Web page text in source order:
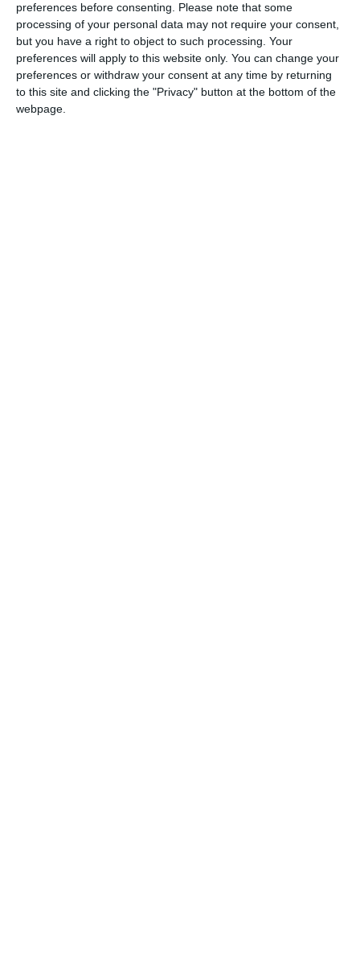
preferences before consenting. Please note that some
processing of your personal data may not require your consent,
but you have a right to object to such processing. Your
preferences will apply to this website only. You can change your
preferences or withdraw your consent at any time by returning
to this site and clicking the "Privacy" button at the bottom of the
webpage.
Citește și:
Daniel Funeriu despre candidatura la alegerile
prezidențiale: „Exclud orice negociere de retragere
pentru nu știu ce post. Voi merge până la capăt cu această
candidatură”